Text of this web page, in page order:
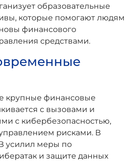
образовательные
которые помогают людям
финансового
средствами.
крупные финансовые
с вызовами и
с кибербезопасностью,
рисками. В
усилил меры по
и защите данных